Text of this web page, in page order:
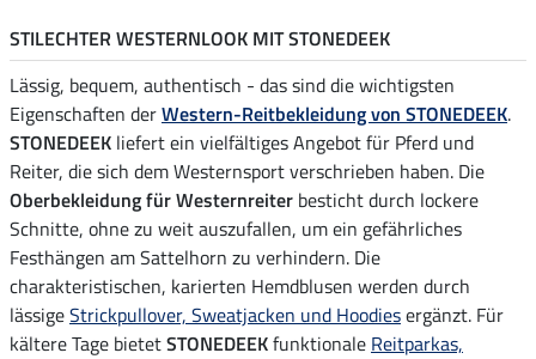
STILECHTER WESTERNLOOK MIT STONEDEEK
Lässig, bequem, authentisch - das sind die wichtigsten
Eigenschaften derWestern-Reitbekleidung von STONEDEEK.
STONEDEEK liefert ein vielfältiges Angebot für Pferd und
Reiter, die sich dem Westernsport verschrieben haben. Die
Oberbekleidung für Westernreiter besticht durch lockere
Schnitte, ohne zu weit auszufallen, um ein gefährliches
Festhängen am Sattelhorn zu verhindern. Die
charakteristischen, karierten Hemdblusen werden durch
lässigeStrickpullover, Sweatjacken und Hoodiesergänzt. Für
kältere Tage bietetSTONEDEEKfunktionale Reitparkas,